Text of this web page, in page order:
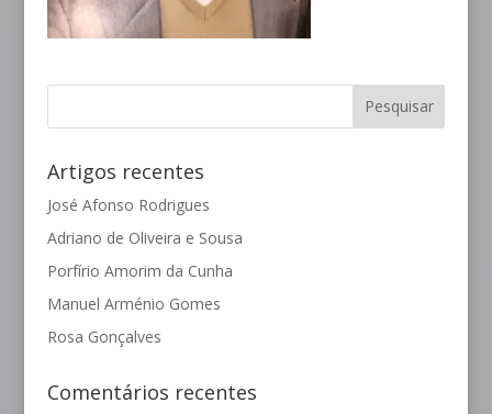
Artigos recentes
José Afonso Rodrigues
Adriano de Oliveira e Sousa
Porfírio Amorim da Cunha
Manuel Arménio Gomes
Rosa Gonçalves
Comentários recentes